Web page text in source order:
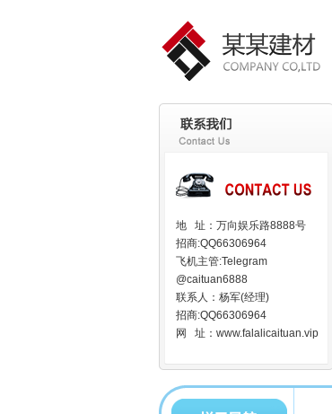
地 址：万向娱乐路8888号
招商:QQ66306964
飞机主管:Telegram
@caituan6888
联系人：杨军(经理)
招商:QQ66306964
网 址：www.falalicaituan.vip